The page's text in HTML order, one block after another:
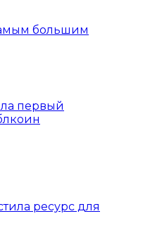
большим
первый
ресурс для